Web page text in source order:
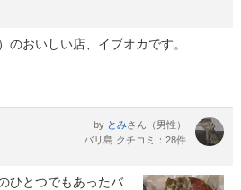
おいしい店、イブオカです。
by とみさん（男性）
バリ島 クチコミ：28件
ひとつでもあったバ